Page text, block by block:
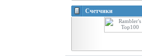
Счетчики